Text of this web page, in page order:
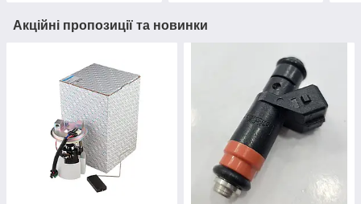
Акційні пропозиції та новинки